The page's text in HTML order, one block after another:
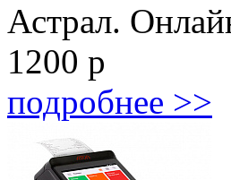
Астрал.
1200 р
подробнее >>